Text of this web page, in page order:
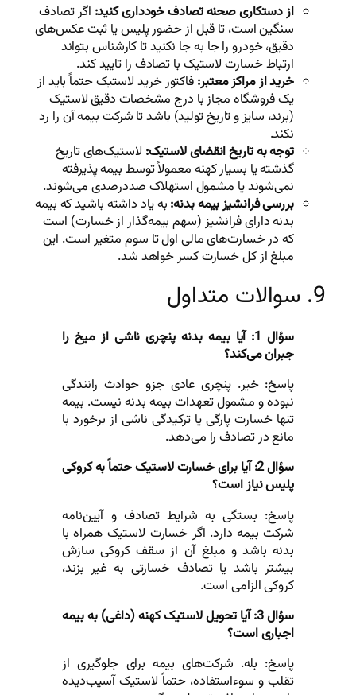
از دستکاری صحنه تصادف خودداری کنید: اگر تصادف
سنگین است، تا قبل از حضور پلیس یا ثبت عکس‌های
دقیق، خودرو را جا به جا نکنید تا کارشناس بتواند
ارتباط خسارت لاستیک با تصادف را تایید کند.
خرید از مراکز معتبر:فاکتور خرید لاستیک حتماً باید از
یک فروشگاه مجاز با درج مشخصات دقیق لاستیک
(برند، سایز و تاریخ تولید) باشد تا شرکت بیمه آن را رد
نکند.
توجه به تاریخ انقضای لاستیک: لاستیک‌های تاریخ
گذشته یا بسیار کهنه معمولاً توسط بیمه پذیرفته
نمی‌شوند یا مشمول استهلاک صددرصدی می‌شوند.
بررسی فرانشیز بیمه بدنه:به یاد داشته باشید که بیمه
بدنه دارای فرانشیز (سهم بیمه‌گذار از خسارت) است
که در خسارت‌های مالی اول تا سوم متغیر است. این
مبلغ از کل خسارت کسر خواهد شد.
9. سوالات متداول
سؤال 1: آیا بیمه بدنه پنچری ناشی از میخ را
جبران می‌کند؟
پاسخ: خیر. پنچری عادی جزو حوادث رانندگی
نبوده و مشمول تعهدات بیمه بدنه نیست. بیمه
تنها خسارت پارگی یا ترکیدگی ناشی از برخورد با
مانع در تصادف را می‌دهد.
سؤال 2: آیا برای خسارت لاستیک حتماً به کروکی
پلیس نیاز است؟
پاسخ: بستگی به شرایط تصادف و آیین‌نامه
شرکت بیمه دارد. اگر خسارت لاستیک همراه با
بدنه باشد و مبلغ آن از سقف کروکی سازش
بیشتر باشد یا تصادف خسارتی به غیر بزند،
کروکی الزامی است.
سؤال 3: آیا تحویل لاستیک کهنه (داغی) به بیمه
اجباری است؟
پاسخ: بله. شرکت‌های بیمه برای جلوگیری از
تقلب و سوءاستفاده، حتماً لاستیک آسیب‌دیده